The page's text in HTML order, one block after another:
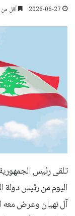
2026-06-27 أقل من
تلقى رئيس
اليوم من رئيس دولة
آل نهيان وعرض معه